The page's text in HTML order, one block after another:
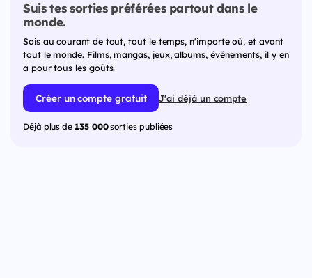
Suis tes sorties préférées partout dans le
monde.
Sois au courant de tout, tout le temps, n'importe où, et avant
tout le monde. Films, mangas, jeux, albums, événements, il y en
a pour tous les goûts.
Créer un compte gratuit J'ai déjà un compte
Déjà plus de 135 000sorties publiées